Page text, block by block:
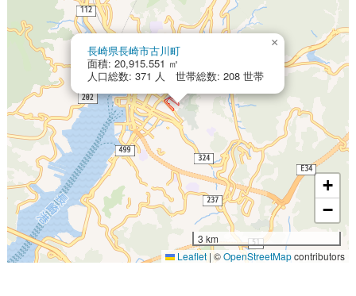
長崎県長崎市古川町
面積: 20,915.551 ㎡
人口総数: 371 人 世帯総数: 208 世帯
×
+
−
3 km
Leaflet | ©OpenStreetMapcontributors